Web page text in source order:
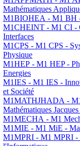
Mathématiques
M1BIOHEA - M1 BH
M1CHEINT - M1 CI -
Interfaces
M1CPS - M1 CPS -
Physique
M1HEP - M1 HEP -
Energies
M1IES - M1 IES -
et Société
M1MATHJHADA -
Mathématiques
M1MECHA - M1
M1MIE - M1 MiE -
M1MPRI - M1 MPRI -